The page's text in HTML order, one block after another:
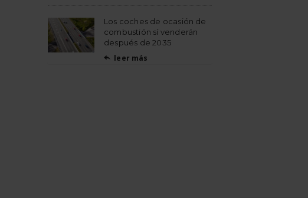
Los coches de ocasión de
combustión sí venderán
después de 2035
 leer más